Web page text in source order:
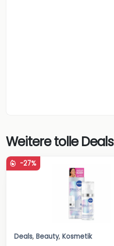
Weitere tolle Deals
-27%
Deals, Beauty, Kosmetik